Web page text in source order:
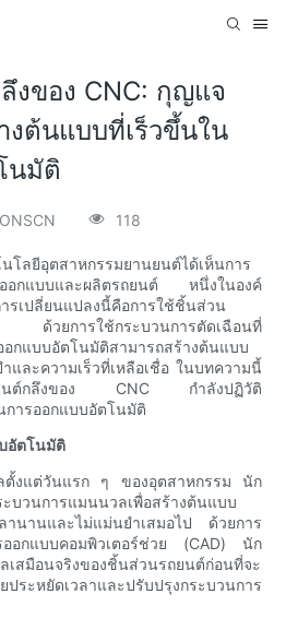
งของ CNC: กุญแจ
ต้นแบบที่เร็วขึ้นใน
นมัติ
118
โลยีอุตสาหกรรมยานยนต์ได้เห็นการ
ออกแบบและผลิตรถยนต์ หนึ่งในองค์
รเปลี่ยนแปลงนี้คือการใช้ชิ้นส่วน
ซี ด้วยการใช้กระบวนการตัดเฉือนที่
กแบบอัตโนมัติสามารถสร้างต้นแบบ
ละความเร็วที่เหลือเชื่อ ในบทความนี้
ถยนต์กลึงของ CNC กำลังปฏิวัติ
การออกแบบอัตโนมัติ
อัตโนมัติ
ตั้งแต่วันแรก ๆ ของอุตสาหกรรม นัก
บวนการแมนนวลเพื่อสร้างต้นแบบ
านานและไม่แม่นยำเสมอไป ด้วยการ
ออกแบบคอมพิวเตอร์ช่วย (CAD) นัก
เสมือนจริงของชิ้นส่วนรถยนต์ก่อนที่จะ
ประหยัดเวลาและปรับปรุงกระบวนการ